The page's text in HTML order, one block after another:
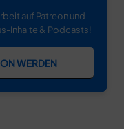
auf Patreon und
Inhalte & Podcasts!
WERDEN